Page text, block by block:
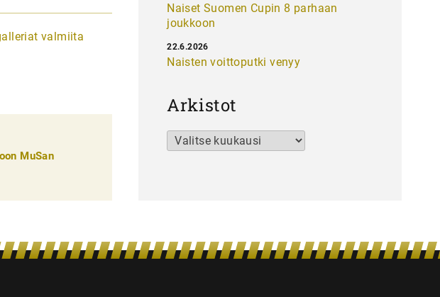
valmiita
MuSan
Naiset Suomen Cupin 8 parhaan
joukkoon
Naisten voittoputki venyy
22.6.2026
Arkistot
Arkistot